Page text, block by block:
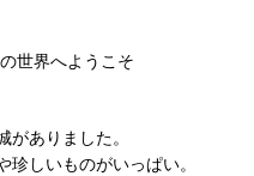
世界へようこそ
がありました。
しいものがいっぱい。